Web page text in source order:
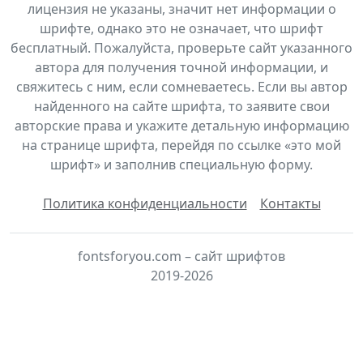
лицензия не указаны, значит нет информации о
шрифте, однако это не означает, что шрифт
бесплатный. Пожалуйста, проверьте сайт указанного
автора для получения точной информации, и
свяжитесь с ним, если сомневаетесь. Если вы автор
найденного на сайте шрифта, то заявите свои
авторские права и укажите детальную информацию
на странице шрифта, перейдя по ссылке «это мой
шрифт» и заполнив специальную форму.
Политика конфиденциальности Контакты
fontsforyou.com – сайт шрифтов
2019-2026